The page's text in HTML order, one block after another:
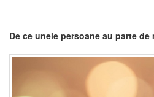
De ce unele persoane au parte